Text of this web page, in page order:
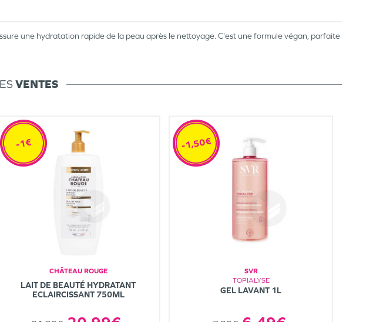
une hydratation rapide de la peau après le nettoyage. C'est une formule végan, parfaite
VENTES
CHÂTEAU ROUGE
LAIT DE BEAUTÉ HYDRATANT
ECLAIRCISSANT 750ML
-1€
SVR
TOPIALYSE
GEL LAVANT 1L
-1,50€